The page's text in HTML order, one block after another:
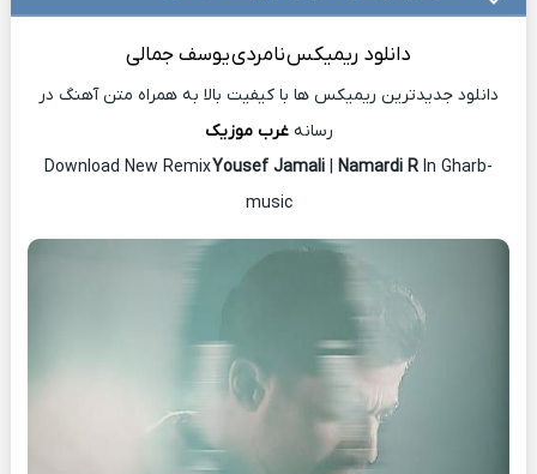
دانلود ریمیکسنامردییوسف جمالی
دانلود جدیدترین ریمیکس ها با کیفیت بالا به همراه متن آهنگ در
رسانهغرب موزیک
Download New RemixYousef Jamali | Namardi R In Gharb-
music